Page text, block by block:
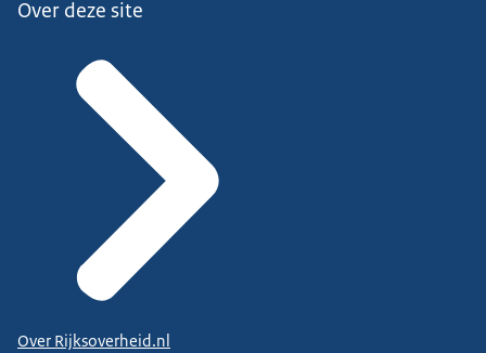
Over deze site
Over Rijksoverheid.nl